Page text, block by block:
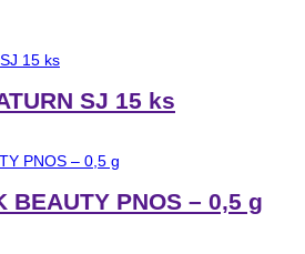
SJ 15 ks
BEAUTY PNOS – 0,5 g